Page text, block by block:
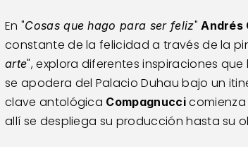
En "Cosas que hago para ser feliz" Andrés
constante de la felicidad a través de la
arte", explora diferentes inspiraciones
se apodera del Palacio Duhau bajo un
clave antológica Compagnucci comienza
allí se despliega su producción hasta su